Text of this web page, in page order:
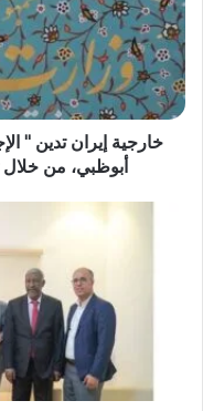
خارجية إيران تدين "
أبوظبي، من خلال